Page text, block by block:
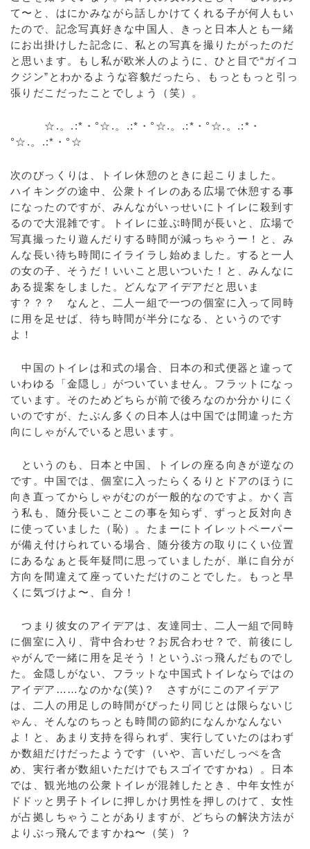
て〜と、はにかみながら話しかけてくれる子が何人もい
たので、記念写真好きな中国人、きっと日本人とも一緒
にお出掛けした記念に、私との写真を撮りたがったのだ
と思います。もし私が欧米人のように、ひと目で“ガイコ
クジン”とわかるような容貌だったら、もっともっと引っ
張りだこだったことでしょう（笑）。
☆.。.:*・°☆.。.:*・°☆.。.:*・°☆.。.:*・
°☆.。.:*・°☆
次のびっくりは、トイレ休憩のときに起こりました。
ハイキングの途中、公衆トイレのある広場で休憩する事
になったのですが、みんながいっせいにトイレに殺到す
るので大混雑です。トイレに並ぶ時間が長いと、広場で
写真撮ったり遊んだりする時間が減っちゃうー！と、み
んな長い待ち時間にイライラし始めました。すると一人
の女の子、そうだ！いいこと思いついた！と、みんなに
ある提案をしました。どんなアイデアだと思いま
す？？？ なんと、二人一組で一つの個室に入って同時
に用を足せば、待ち時間が半分になる、というのです
よ！
中国のトイレは和式の場合、日本の和式便器と違って
いわゆる「金隠し」がついていません。フラットになっ
ています。そのためどちらが前で後ろなのか分かりにく
いのですが、たぶん多くの日本人は中国では間違った方
向にしゃがんでいると思います。
というのも、日本と中国、トイレの座る向きが逆なの
です。中国では、個室に入ったらくるりとドアのほうに
向き直ってからしゃがむのが一般的なのですよ。かく言
う私も、随分長いことこの事を知らず、ずっと反対向き
に使っていました（恥）。たまーにトイレットペーパー
が備え付けられている場合、随分後方の取りにくい位置
にあるなぁと長年疑問に思っていましたが、単に自分が
方向を間違えて座っていただけのことでした。もっと早
くに気づけよ〜、自分！
つまり彼女のアイデアは、友達同士、二人一組で同時
に個室に入り、背中合わせ？お尻合わせ？で、前後にし
ゃがんで一緒に用を足そう！というぶっ飛んだものでし
た。金隠しがない、フラットな中国式トイレならではの
アイデア……なのかな(笑)？ さすがにこのアイデア
は、二人の用足しの時間がぴったり同じとは限らないじ
ゃん、そんなのちっとも時間の節約になんかなんない
よ！と、あまり支持を得られず、実行していたのはわず
か数組だけだったようです（いや、言いだしっぺを含
め、実行者が数組いただけでもスゴイですかね）。日本
では、観光地の公衆トイレが混雑したとき、中年女性が
ドドッと男子トイレに押しかけ男性を押しのけて、女性
が占拠しちゃうことがありますが、どちらの解決方法が
よりぶっ飛んでますかね〜（笑）？